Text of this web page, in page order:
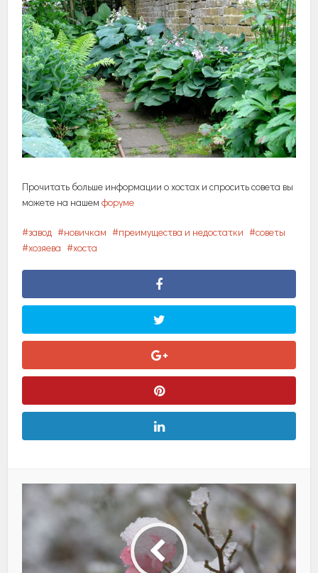
Прочитать больше информации о хостах и спросить совета вы
можете на нашемфоруме
завод новичкам преимущества и недостатки
советы
хозяева
хоста